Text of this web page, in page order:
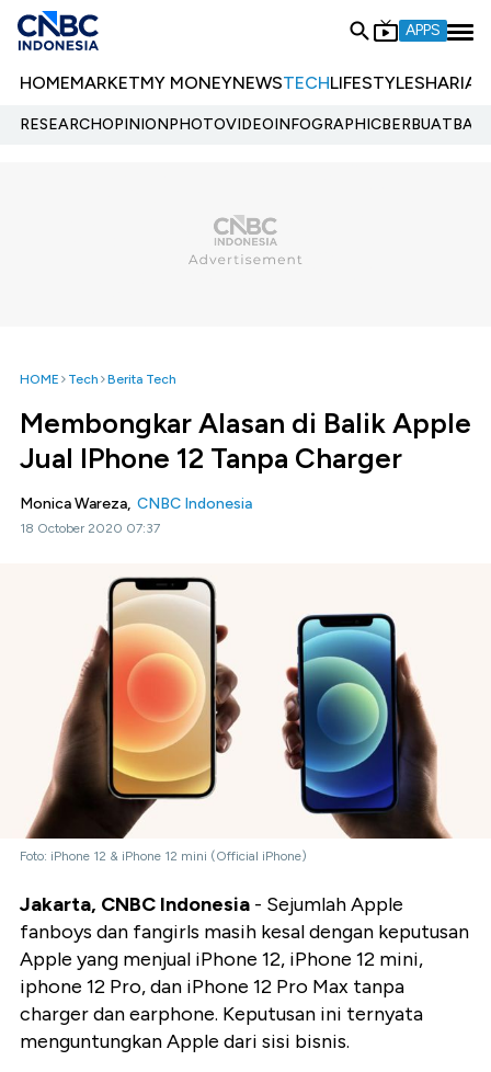
APPS
HOMEMARKETMY MONEYNEWSTECHLIFESTYLESHARIA
RESEARCHOPINIONPHOTOVIDEOINFOGRAPHIC
HOME Tech Berita Tech
Membongkar Alasan di Balik Apple
Jual IPhone 12 Tanpa Charger
Monica Wareza, CNBC Indonesia
18 October 2020 07:37
Foto: iPhone 12 & iPhone 12 mini (Official iPhone)
Jakarta, CNBC Indonesia - Sejumlah Apple
fanboys dan fangirls masih kesal dengan keputusan
Apple yang menjual iPhone 12, iPhone 12 mini,
iphone 12 Pro, dan iPhone 12 Pro Max tanpa
charger dan earphone. Keputusan ini ternyata
menguntungkan Apple dari sisi bisnis.